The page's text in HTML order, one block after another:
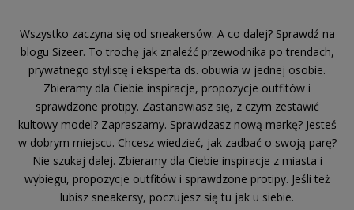
Wszystko zaczyna się od sneakersów. A co dalej? Sprawdź na
blogu Sizeer. To trochę jak znaleźć przewodnika po trendach,
prywatnego stylistę i eksperta ds. obuwia w jednej osobie.
Zbieramy dla Ciebie inspiracje, propozycje outfitów i
sprawdzone protipy. Zastanawiasz się, z czym zestawić
kultowy model? Zapraszamy. Sprawdzasz nową markę? Jesteś
w dobrym miejscu. Chcesz wiedzieć, jak zadbać o swoją parę?
Nie szukaj dalej. Zbieramy dla Ciebie inspiracje z miasta i
wybiegu, propozycje outfitów i sprawdzone protipy. Jeśli też
lubisz sneakersy, poczujesz się tu jak u siebie.